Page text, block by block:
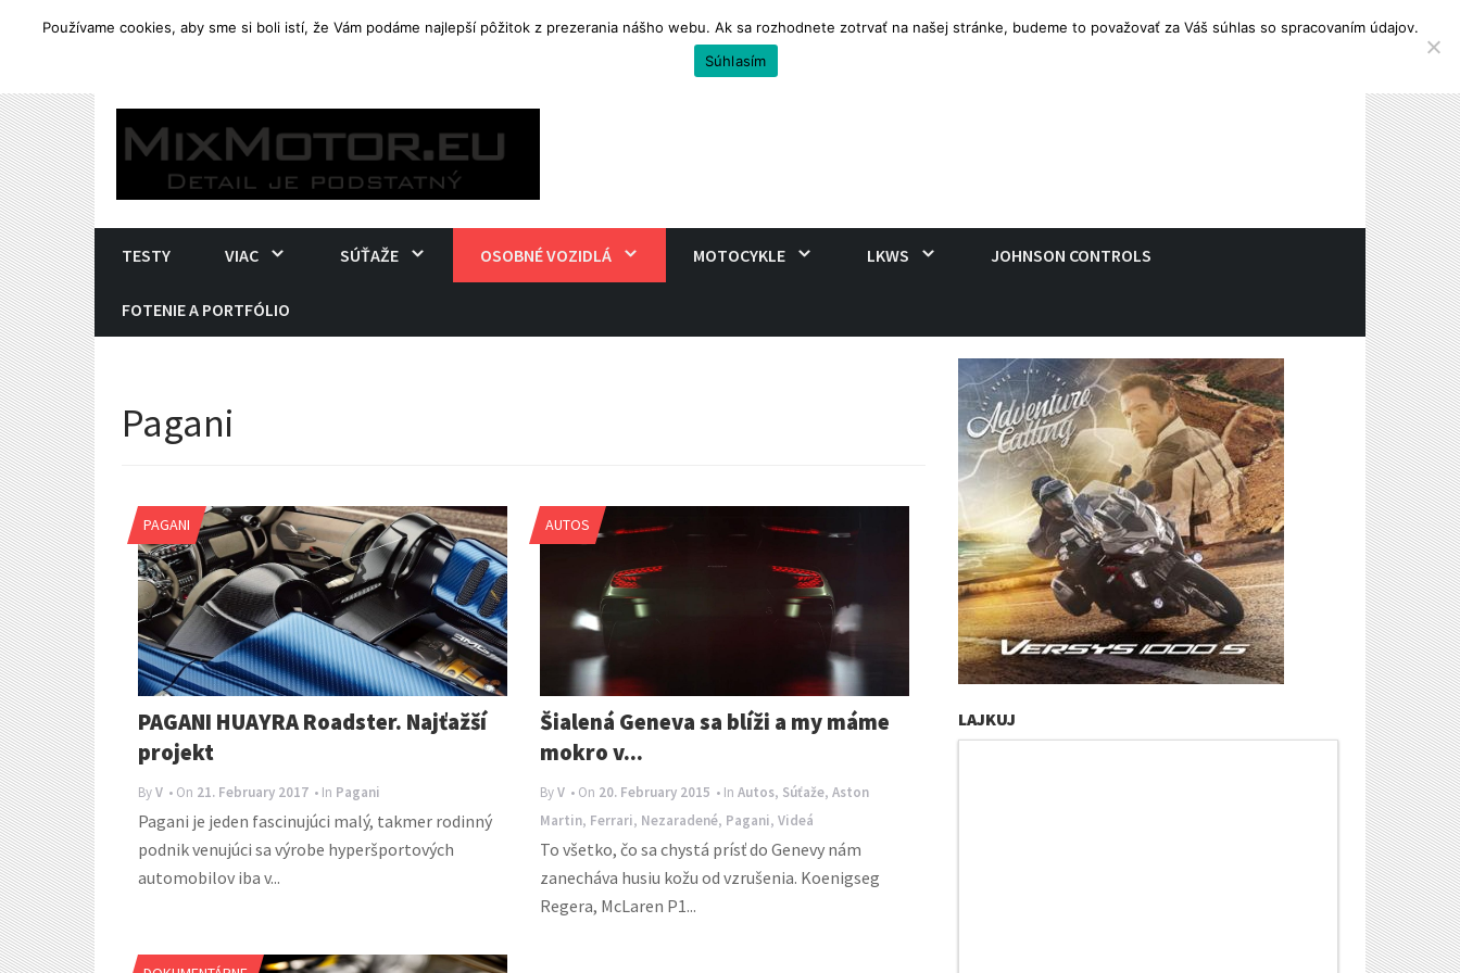
Skip
content
TESTY VIAC SÚŤAŽE OSOBNÉ VOZIDLÁ MOTOCYKLE LKWS JOHNSON CONTROLS
FOTENIE A PORTFÓLIO
Pagani
PAGANI
PAGANI HUAYRA Roadster. Najťažší
projekt
ByV • On 21. February 2017 • In Pagani
Pagani je jeden fascinujúci malý, takmer rodinný
podnik venujúci sa výrobe hyperšportových
automobilov iba v...
AUTOS
Šialená Geneva sa blíži a my máme
mokro v...
ByV • On 20. February 2015 • In Autos, Súťaže, Aston
Martin, Ferrari, Nezaradené, Pagani, Videá
To všetko, čo sa chystá prísť do Genevy nám
zanecháva husiu kožu od vzrušenia. Koenigseg
Regera, McLaren P1...
LAJKUJ
Používame cookies, aby sme si boli istí, že Vám podáme najlepší pôžitok z prezerania nášho webu. Ak sa rozhodnete zotrvať na našej stránke, budeme to považovať za Váš súhlas so spracovaním údajov.
Súhlasím